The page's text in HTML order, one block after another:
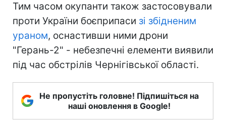
Тим часом окупанти також застосовували
проти України боєприпаси зі збідненим
ураном, оснастивши ними дрони
"Герань-2" - небезпечні елементи виявили
під час обстрілів Чернігівської області.
Не пропустіть головне! Підпишіться на
наші оновлення в Google!